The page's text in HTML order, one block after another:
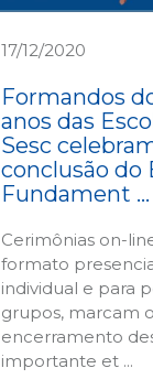
Educação
17/12/2020
Formandos
anos das
Sesc
conclusão do
Fundament ...
Cerimônias on-
formato
individual e para
grupos, marcam o
encerramento
importante et ...